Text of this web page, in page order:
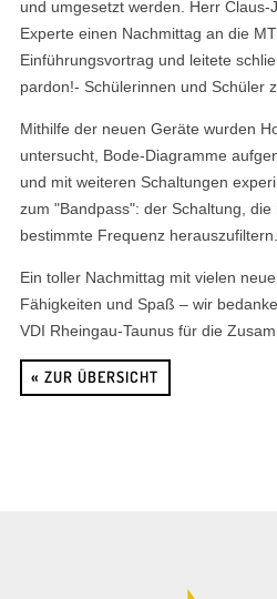
und umgesetzt werden. Herr
Experte einen Nachmittag an die
Einführungsvortrag und leitete
pardon!- Schülerinnen und Schüler
Mithilfe der neuen Geräte wurden
untersucht, Bode-Diagramme
und mit weiteren Schaltungen
zum "Bandpass": der Schaltung,
bestimmte Frequenz herauszufiltern.
Ein toller Nachmittag mit vielen
Fähigkeiten und Spaß – wir
VDI Rheingau-Taunus für die
« ZUR ÜBERSICHT